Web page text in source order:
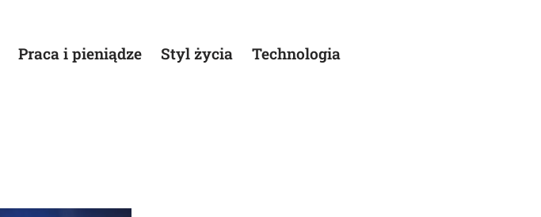
Praca i pieniądze Styl życia
Technologia